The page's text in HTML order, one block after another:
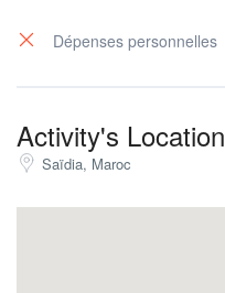
Dépenses personnelles
Activity's Location
Saïdia, Maroc